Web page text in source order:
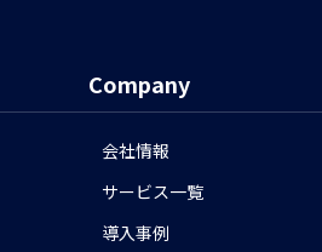
Company
会社情報
サービス一覧
導入事例